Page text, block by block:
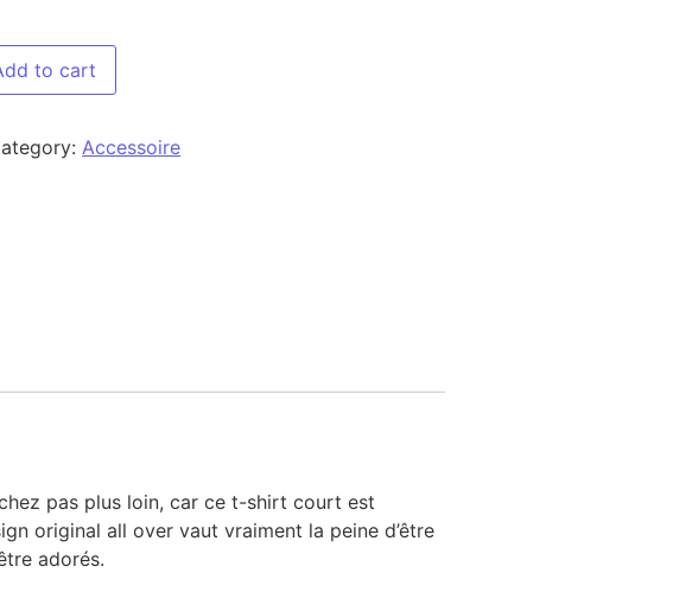
quantity
to cart
Accessoire
pas plus loin, car ce t-shirt court est
original all over vaut vraiment la peine d’être
adorés.